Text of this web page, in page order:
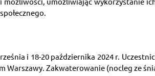
i 18-20 października 2024 r.
Warszawy. Zakwaterowanie (nocleg ze